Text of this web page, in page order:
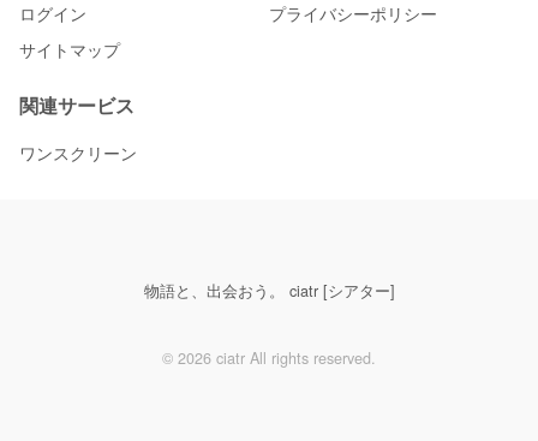
ログイン
プライバシーポリシー
サイトマップ
関連サービス
ワンスクリーン
物語と、出会おう。 ciatr [シアター]
© 2026 ciatr All rights reserved.